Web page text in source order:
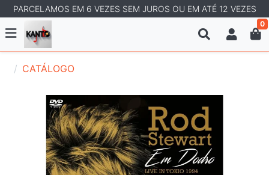
PARCELAMOS EM 6 VEZES SEM JUROS OU EM ATÉ 12 VEZES
0
CATÁLOGO